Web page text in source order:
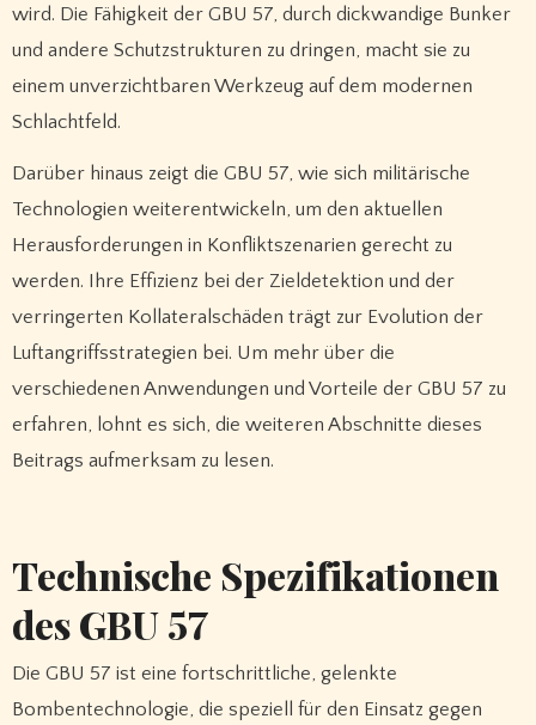
wird. Die Fähigkeit der GBU 57, durch dickwandige Bunker
und andere Schutzstrukturen zu dringen, macht sie zu
einem unverzichtbaren Werkzeug auf dem modernen
Schlachtfeld.
Darüber hinaus zeigt die GBU 57, wie sich militärische
Technologien weiterentwickeln, um den aktuellen
Herausforderungen in Konfliktszenarien gerecht zu
werden. Ihre Effizienz bei der Zieldetektion und der
verringerten Kollateralschäden trägt zur Evolution der
Luftangriffsstrategien bei. Um mehr über die
verschiedenen Anwendungen und Vorteile der GBU 57 zu
erfahren, lohnt es sich, die weiteren Abschnitte dieses
Beitrags aufmerksam zu lesen.
Technische Spezifikationen
des GBU 57
Die GBU 57 ist eine fortschrittliche, gelenkte
Bombentechnologie, die speziell für den Einsatz gegen